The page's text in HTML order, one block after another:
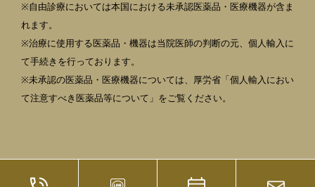
※自由診療においては本国における未承認医薬品・医療機器が含ま
れます。
※治療に使用する医薬品・機器は当院医師の判断の元、個人輸入に
て手続きを行っております。
※未承認の医薬品・医療機器については、厚労省「個人輸入におい
て注意すべき医薬品等について」をご覧ください。